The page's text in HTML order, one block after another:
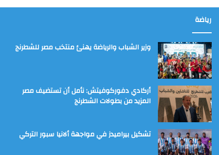
رياضة
وزير الشباب والرياضة يهنئ منتخب مصر للشطرنج
أركادي دفوركوفيتش: نأمل أن تستضيف مصر
المزيد من بطولات الشطرنج
تشكيل بيراميدز في مواجهة ألانيا سبور التركي